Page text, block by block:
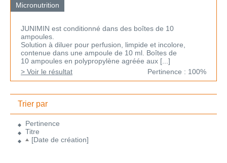
Micronutrition
JUNIMIN est conditionné dans des boîtes de 10
ampoules.
Solution à diluer pour perfusion, limpide et incolore,
contenue dans une ampoule de 10 ml. Boîtes de
10 ampoules en polypropylène agréée aux [...]
> Voir le résultat
Pertinence : 100%
Trier par
Pertinence
Titre
[Date de création]